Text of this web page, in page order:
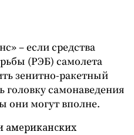
– если средства
(РЭБ) самолета
зенитно-ракетный
головку самонаведения
они могут вполне.
американских